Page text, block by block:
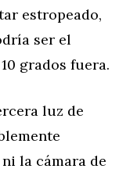
estropeado,
ser el
grados fuera.
luz de
la cámara de